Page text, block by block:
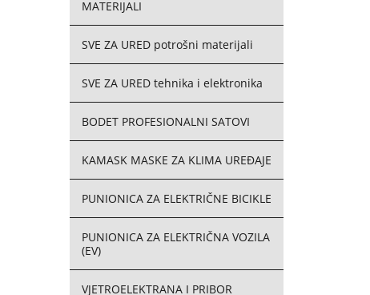
MATERIJALI
SVE ZA URED potrošni materijali
SVE ZA URED tehnika i elektronika
BODET PROFESIONALNI SATOVI
KAMASK MASKE ZA KLIMA UREĐAJE
PUNIONICA ZA ELEKTRIČNE BICIKLE
PUNIONICA ZA ELEKTRIČNA VOZILA
(EV)
VJETROELEKTRANA I PRIBOR